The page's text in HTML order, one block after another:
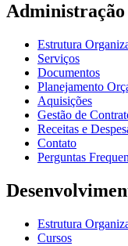
Administração
Estrutura
Serviços
Documentos
Planejamento
Aquisições
Gestão de
Receitas e
Contato
Perguntas
Estrutura
Cursos